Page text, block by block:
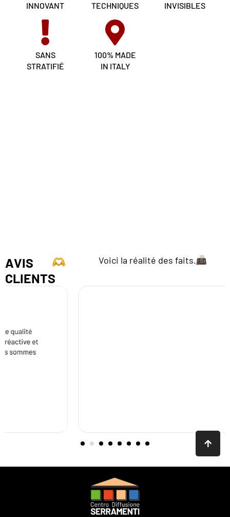
INNOVANT
TECHNIQUES
INVISIBLES
SANS
STRATIFIÉ
100% MADE
IN ITALY
AVIS
CLIENTS
Voici la réalité des faits.